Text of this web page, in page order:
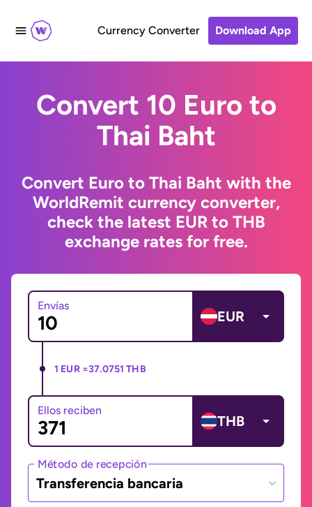
Currency Converter Download App
Convert 10 Euro to
Thai Baht
Convert Euro to Thai Baht with the
WorldRemit currency converter,
check the latest EUR to THB
exchange rates for free.
Envías
EUR
1 EUR =37.0751 THB
Ellos reciben
THB
Método de recepción
Transferencia bancaria